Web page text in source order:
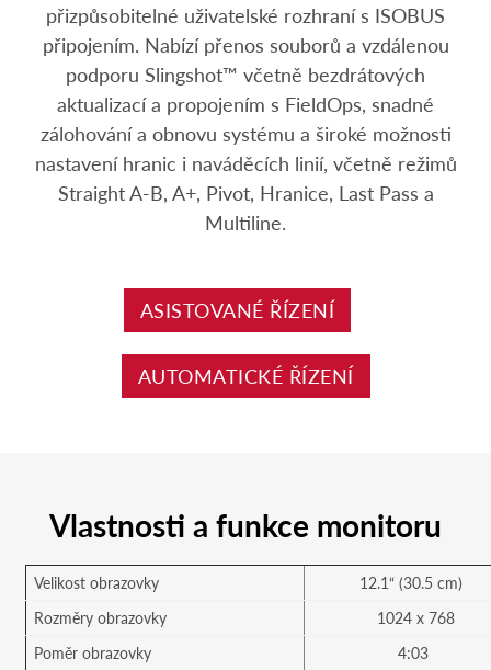
přizpůsobitelné uživatelské rozhraní s ISOBUS
připojením. Nabízí přenos souborů a vzdálenou
podporu Slingshot™ včetně bezdrátových
aktualizací a propojením s FieldOps, snadné
zálohování a obnovu systému a široké možnosti
nastavení hranic i naváděcích linií, včetně režimů
Straight A-B, A+, Pivot, Hranice, Last Pass a
Multiline.
ASISTOVANÉ ŘÍZENÍ
AUTOMATICKÉ ŘÍZENÍ
Vlastnosti a funkce monitoru
Velikost obrazovky
12.1“ (30.5 cm)
Rozměry obrazovky
1024 x 768
Poměr obrazovky
4:03